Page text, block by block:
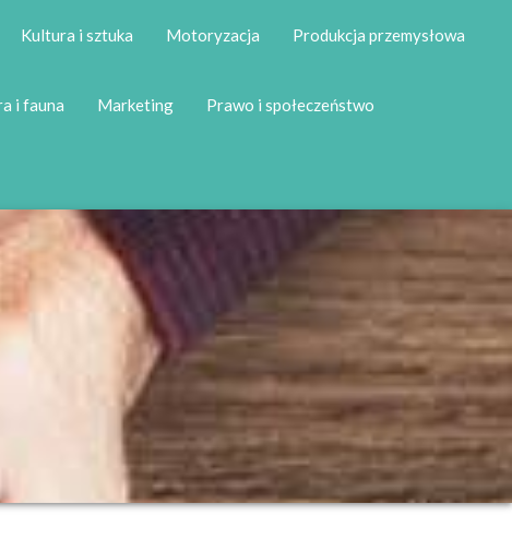
Kultura i sztuka Motoryzacja Produkcja przemysłowa
i fauna Marketing Prawo i społeczeństwo